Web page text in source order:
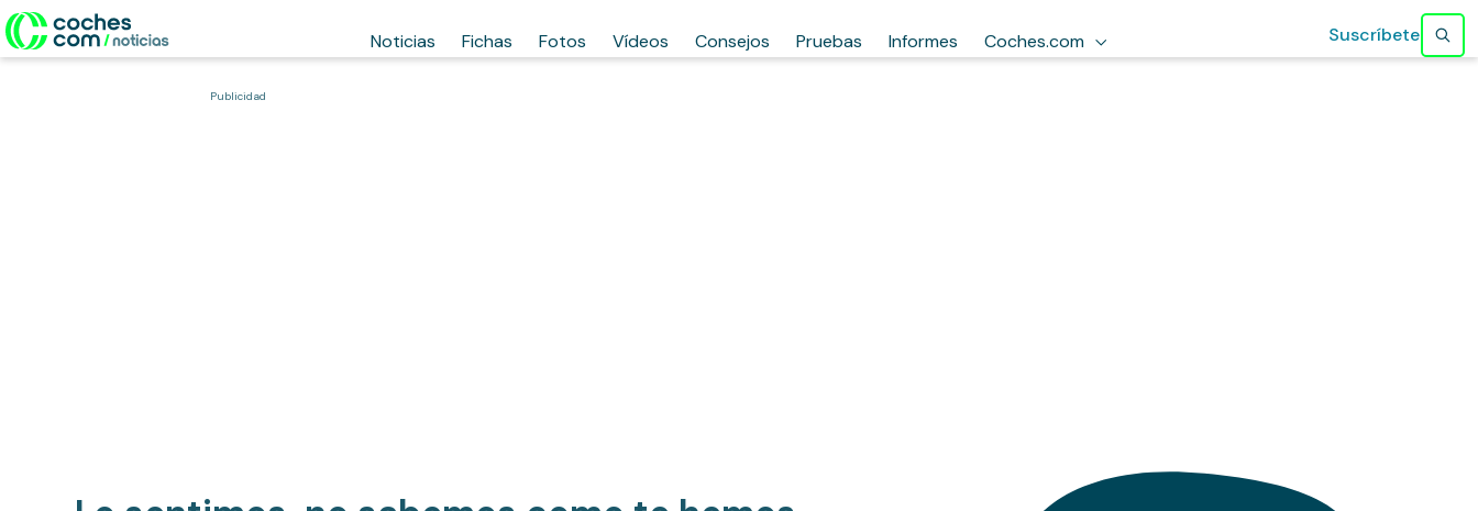
Noticias Fichas Fotos Vídeos Consejos Pruebas Informes Coches.com Suscríbete
Publicidad